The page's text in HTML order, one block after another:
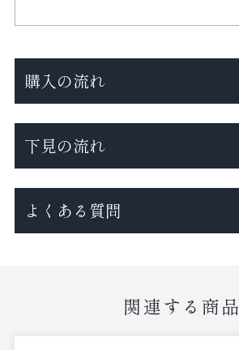
購入の流れ
下見の流れ
よくある質問
関連する商品